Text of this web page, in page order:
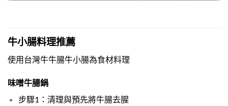
牛小腸料理推薦
使用台灣牛牛腸牛小腸為食材料理
味噌牛腸鍋
步驟1：清理與預先將牛腸去腥